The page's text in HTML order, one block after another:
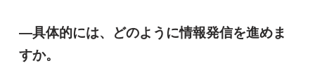
―具体的には、どのように情報発信を進めま
すか。